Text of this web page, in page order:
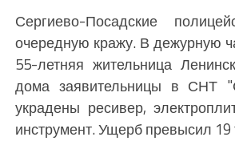
Сергиево-Посадские
очередную кражу. В дежурную
55-летняя жительница
дома заявительницы в СНТ
украдены ресивер,
инструмент. Ущерб превысил 19